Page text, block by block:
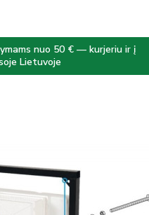
nuo 50 € — kurjeriu ir į
Lietuvoje